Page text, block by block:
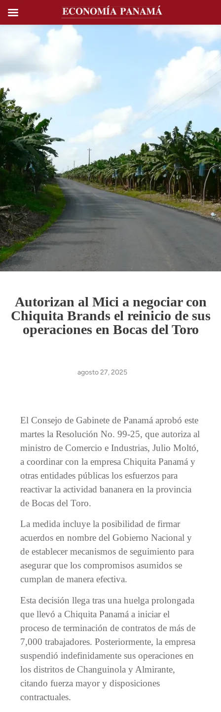
Autorizan al Mici a negociar con
Chiquita Brands el reinicio de sus
operaciones en Bocas del Toro
agosto 27, 2025
El Consejo de Gabinete de Panamá aprobó este
martes la Resolución No. 99-25, que autoriza al
ministro de Comercio e Industrias, Julio Moltó,
a coordinar con la empresa Chiquita Panamá y
otras entidades públicas los esfuerzos para
reactivar la actividad bananera en la provincia
de Bocas del Toro.
La medida incluye la posibilidad de firmar
acuerdos en nombre del Gobierno Nacional y
de establecer mecanismos de seguimiento para
asegurar que los compromisos asumidos se
cumplan de manera efectiva.
Esta decisión llega tras una huelga prolongada
que llevó a Chiquita Panamá a iniciar el
proceso de terminación de contratos de más de
7,000 trabajadores. Posteriormente, la empresa
suspendió indefinidamente sus operaciones en
los distritos de Changuinola y Almirante,
citando fuerza mayor y disposiciones
contractuales.